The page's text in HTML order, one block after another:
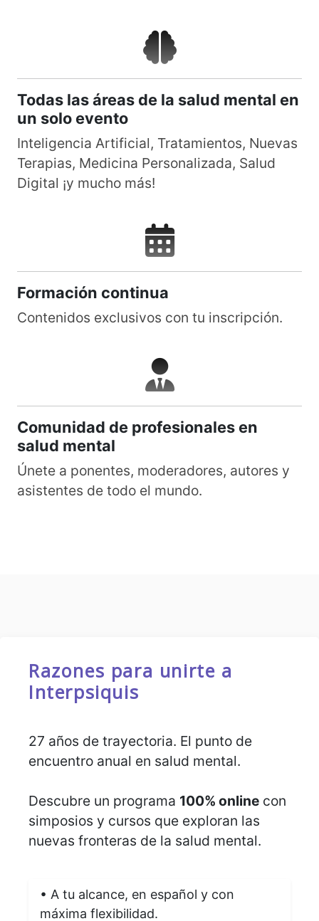
Todas las áreas de la salud mental en
un solo evento
Inteligencia Artificial, Tratamientos, Nuevas
Terapias, Medicina Personalizada, Salud
Digital ¡y mucho más!
Formación continua
Contenidos exclusivos con tu inscripción.
Comunidad de profesionales en
salud mental
Únete a ponentes, moderadores, autores y
asistentes de todo el mundo.
Razones para unirte a
Interpsiquis
27 años de trayectoria. El punto de
encuentro anual en salud mental.
Descubre un programa 100% online con
simposios y cursos que exploran las
nuevas fronteras de la salud mental.
• A tu alcance, en español y con
máxima flexibilidad.